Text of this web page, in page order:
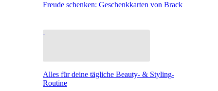
Freude schenken: Geschenkkarten von Brack
Alles für deine tägliche Beauty- & Styling-
Routine